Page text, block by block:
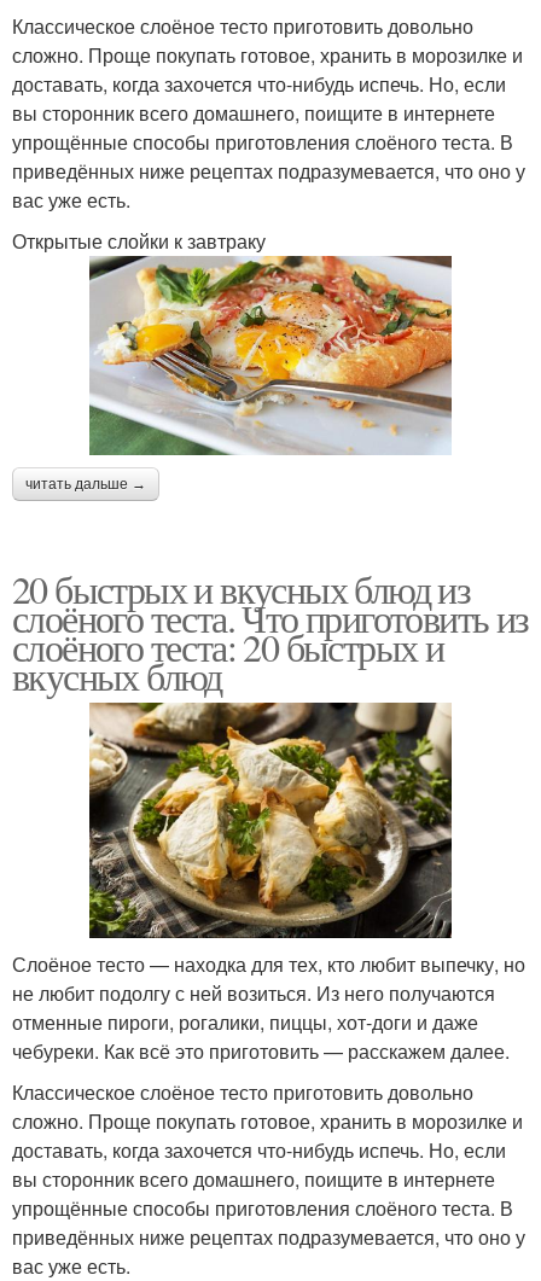
Пирог на скорую руку Пирог с творогом
Пирог без масла Нежный пирог
Пряный пирог Яблочный пирог
Пирог с тыквой Тыквенный пирог
Пирог с грушами
Морковный пирог Пирог с вишней
Королевский пирог
Бездрожжевой пирог Корнуэльский пирог
Классическое слоёное тесто приготовить довольно
сложно. Проще покупать готовое, хранить в морозилке и
доставать, когда захочется что-нибудь испечь. Но, если
вы сторонник всего домашнего, поищите в интернете
упрощённые способы приготовления слоёного теста. В
приведённых ниже рецептах подразумевается, что оно у
вас уже есть.
Открытые слойки к завтраку
читать дальше →
20 быстрых и вкусных блюд из
слоёного теста. Что приготовить из
слоёного теста: 20 быстрых и
вкусных блюд
Слоёное тесто — находка для тех, кто любит выпечку, но
не любит подолгу с ней возиться. Из него получаются
отменные пироги, рогалики, пиццы, хот-доги и даже
чебуреки. Как всё это приготовить — расскажем далее.
Классическое слоёное тесто приготовить довольно
сложно. Проще покупать готовое, хранить в морозилке и
доставать, когда захочется что-нибудь испечь. Но, если
вы сторонник всего домашнего, поищите в интернете
упрощённые способы приготовления слоёного теста. В
приведённых ниже рецептах подразумевается, что оно у
вас уже есть.